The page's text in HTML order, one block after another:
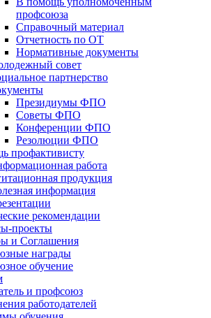
профсоюза
Справочный материал
Отчетность по ОТ
Нормативные документы
совет
партнерство
Президиумы ФПО
Советы ФПО
Конференции ФПО
Резолюции ФПО
профактивисту
работа
продукция
информация
рекомендации
проекты
и Соглашения
награды
обучение
и профсоюз
работодателей